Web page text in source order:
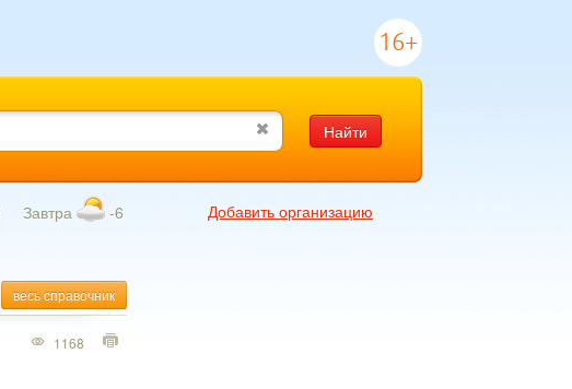
16+
Найти
Завтра -6
Добавить организацию
весь справочник
1168